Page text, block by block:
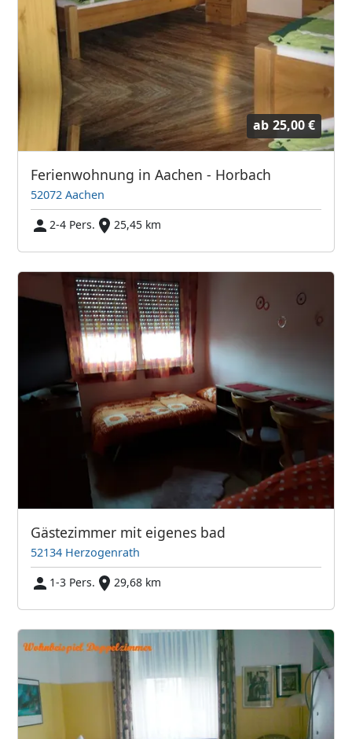
ab 25,00 €
Ferienwohnung in Aachen - Horbach
52072 Aachen
2-4 Pers.
25,45 km
Gästezimmer mit eigenes bad
52134 Herzogenrath
1-3 Pers.
29,68 km